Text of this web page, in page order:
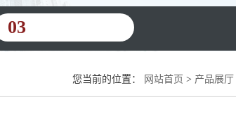
03
您当前的位置： 网站首页 > 产品展厅